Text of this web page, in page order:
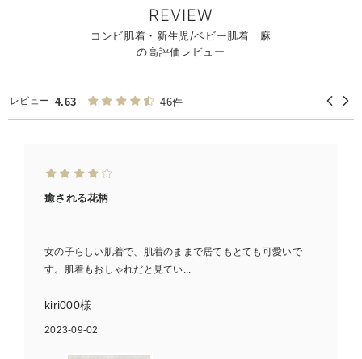
REVIEW
コンビ肌着・新生児/ベビー肌着 麻
の高評価レビュー
レビュー 4.63 46件
癒される花柄
女の子らしい肌着で、肌着のままで居てもとても可愛いで
す。肌着もおしゃれだと見てい...
kiri000様
2023-09-02